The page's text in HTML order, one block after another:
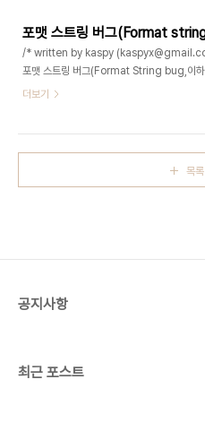
입력받는 소스코드 루틴을 찾아줘서 인풋값에
무작위 데이터 생성의 효율성을 가지고 있다.
점이라면, 소스코드가 없는 black box 상태의
fuzzing은 어렵다는점이다.
http://lcamtuf.coredump.cx/afl/ 사이트
스코드 다운로드 및 컴파일 사용환경 : linux
/* written by kaspy
포맷 스트링 버그(Format String bug,이
란 버퍼 오버플로우 해킹 기법의 한종류로써,
character %d Formats an integer in
더보기
목록
공지사항
최근 포스트